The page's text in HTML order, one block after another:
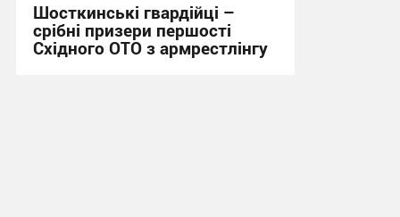
Шосткинські гвардійці –
срібні призери першості
Східного ОТО з армрестлінгу